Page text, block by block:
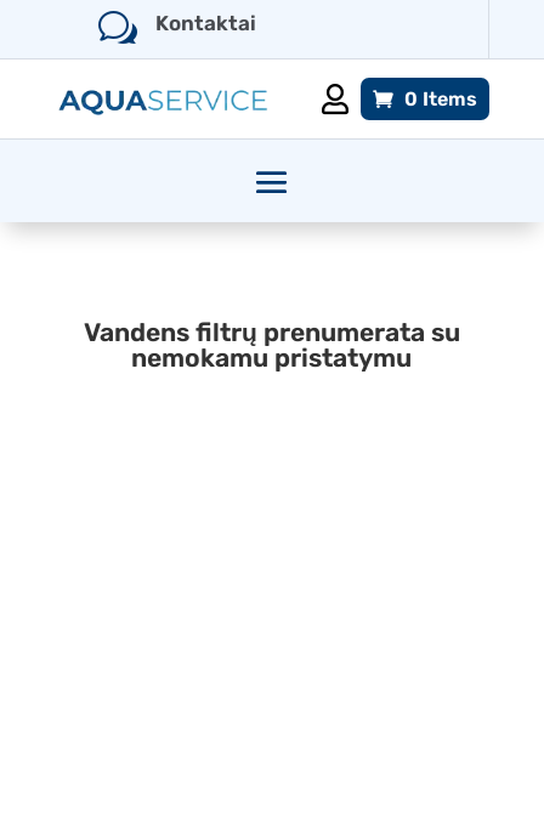
w Kontaktai
 0 Items
Vandens filtrų prenumerata su
nemokamu pristatymu